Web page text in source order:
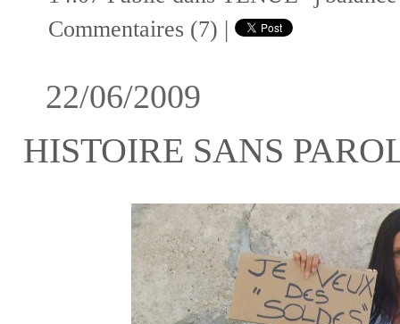
Commentaires (7) |
22/06/2009
HISTOIRE SANS